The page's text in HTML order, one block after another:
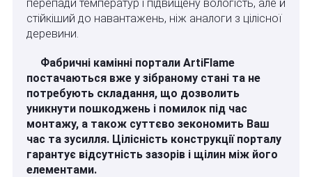
Фабричні камінні портали ArtiFlame
постачаються вже у зібраному стані та не
потребують складання, що дозволить
уникнути пошкоджень і помилок під час
монтажу, а також суттєво зекономить Ваш
час та зусилля. Цілісність конструкції порталу
гарантує відсутність зазорів і щілин між його
елементами.
перепади температур і підвищену вологість, але й
стійкіший до навантажень, ніж аналоги з цілісної
деревини.